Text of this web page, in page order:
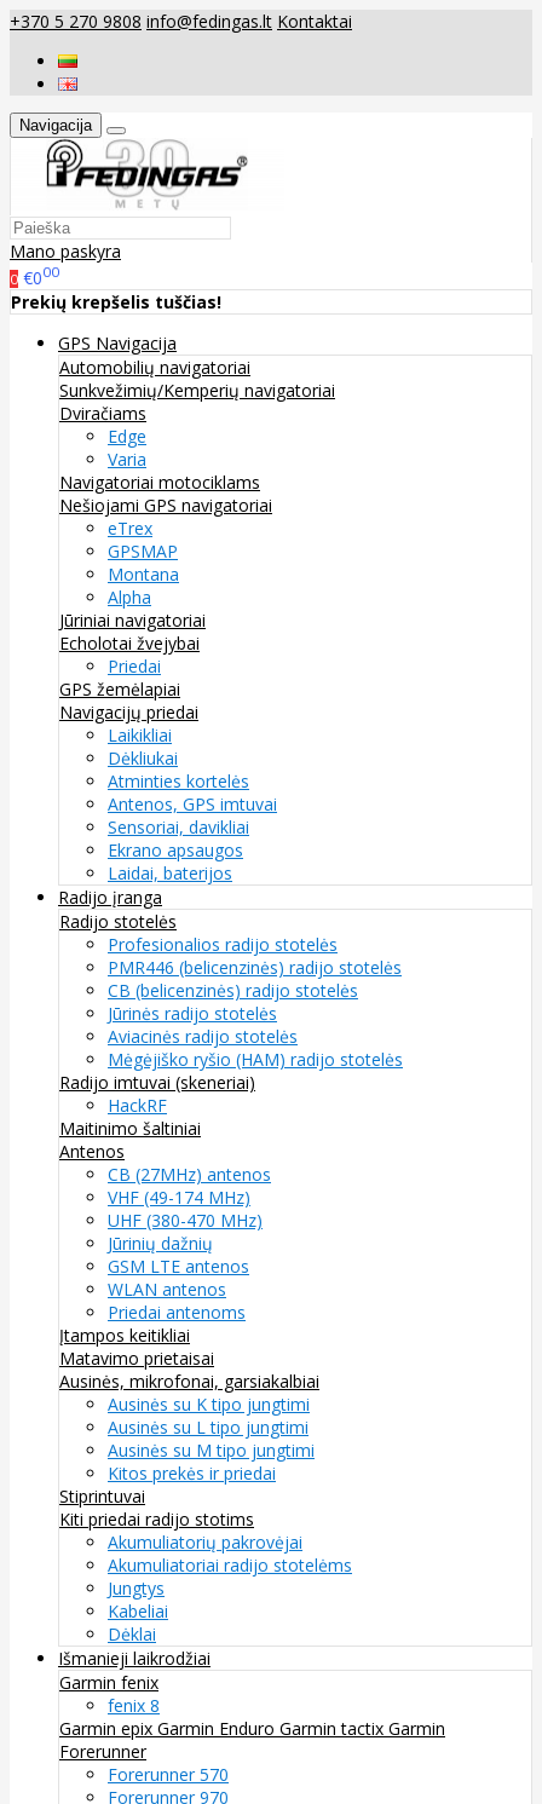
+370 5 270 9808 info@fedingas.lt Kontaktai
Navigacija
Mano paskyra
0 €000
Prekių krepšelis tuščias!
GPS Navigacija
Automobilių navigatoriai
Sunkvežimių/Kemperių navigatoriai
Dviračiams
Edge
Varia
Navigatoriai motociklams
Nešiojami GPS navigatoriai
eTrex
GPSMAP
Montana
Alpha
Jūriniai navigatoriai
Echolotai žvejybai
Priedai
GPS žemėlapiai
Navigacijų priedai
Laikikliai
Dėkliukai
Atminties kortelės
Antenos, GPS imtuvai
Sensoriai, davikliai
Ekrano apsaugos
Laidai, baterijos
Radijo įranga
Radijo stotelės
Profesionalios radijo stotelės
PMR446 (belicenzinės) radijo stotelės
CB (belicenzinės) radijo stotelės
Jūrinės radijo stotelės
Aviacinės radijo stotelės
Mėgėjiško ryšio (HAM) radijo stotelės
Radijo imtuvai (skeneriai)
HackRF
Maitinimo šaltiniai
Antenos
CB (27MHz) antenos
VHF (49-174 MHz)
UHF (380-470 MHz)
Jūrinių dažnių
GSM LTE antenos
WLAN antenos
Priedai antenoms
Įtampos keitikliai
Matavimo prietaisai
Ausinės, mikrofonai, garsiakalbiai
Ausinės su K tipo jungtimi
Ausinės su L tipo jungtimi
Ausinės su M tipo jungtimi
Kitos prekės ir priedai
Stiprintuvai
Kiti priedai radijo stotims
Akumuliatorių pakrovėjai
Akumuliatoriai radijo stotelėms
Jungtys
Kabeliai
Dėklai
Išmanieji laikrodžiai
Garmin fenix
fenix 8
Garmin epix Garmin Enduro Garmin tactix Garmin
Forerunner
Forerunner 570
Forerunner 970